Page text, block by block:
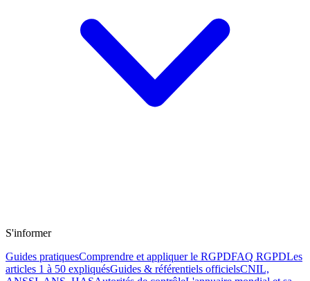
S'informer
Guides pratiquesComprendre et appliquer le RGPDFAQ RGPDLes
articles 1 à 50 expliquésGuides & référentiels officielsCNIL,